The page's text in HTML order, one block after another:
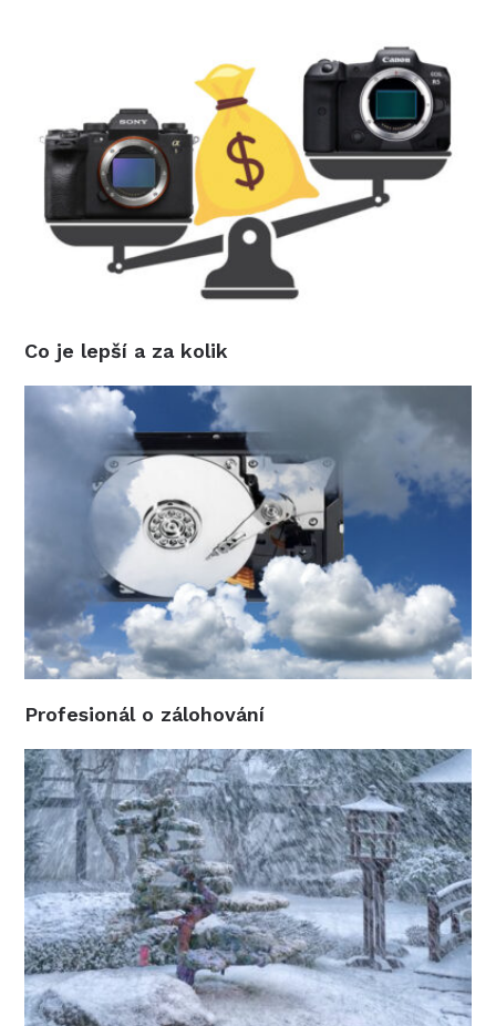
Co je lepší a za kolik
Profesionál o zálohování